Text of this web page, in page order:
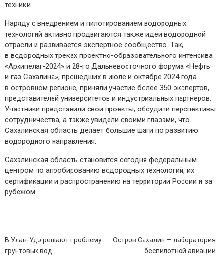
техники.
Наряду с внедрением и пилотированием водородных
технологий активно продвигаются также идеи водородной
отрасли и развивается экспертное сообщество. Так,
в водородных треках проектно-­образовательного интенсива
«Архипелаг‑2024» и 28‑го Дальневосточного форума «Нефть
и газ Сахалина», прошедших в июле и октябре 2024 года
в островном регионе, приняли участие более 350 экспертов,
представителей университетов и индустриальных партнеров.
Участники представили свои проекты, обсудили перспективы
сотрудничества, а также увидели своими глазами, что
Сахалинская область делает большие шаги по развитию
водородного направления.
Сахалинская область становится сегодня федеральным
центром по апробированию водородных технологий, их
сертификации и распространению на территории России и за
рубежом.
Навигация
по
В Улан-Удэ решают проблему
грунтовых вод
Остров Сахалин — лаборатория
беспилотной авиации